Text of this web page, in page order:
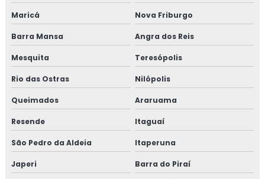
Isolamento aerogel térmico
Isolamento câmara fria
Isolamento de caldeira
Isolamento de duto
Isolamento de dutos de ar condicionado
Isolamento de tanques
Maricá Nova Friburgo
Barra Mansa Angra dos Reis
Mesquita Teresópolis
Rio das Ostras Nilópolis
Queimados Araruama
Resende Itaguaí
São Pedro da Aldeia Itaperuna
Japeri Barra do Piraí